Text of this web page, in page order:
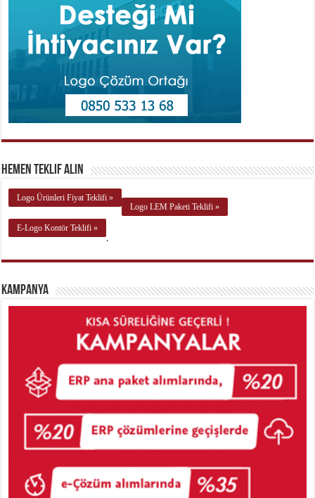
Hemen Teklif Alın
Logo Ürünleri Fiyat Teklifi »
Logo LEM Paketi Teklifi »
E-Logo Kontör Teklifi »
.
Kampanya